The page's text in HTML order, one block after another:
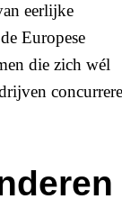
eerlijke
Europese
die zich wél